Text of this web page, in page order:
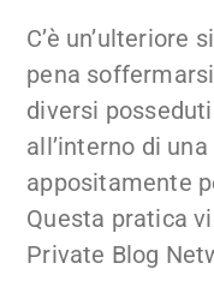
C’è un’ulteriore
pena
diversi
all’interno di
appositamente
Questa pratica
Private Blog